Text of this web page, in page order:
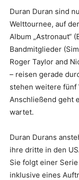
Duran Duran sind
Welttournee, auf
Album „Astronaut“
Bandmitglieder
Roger Taylor and
– reisen gerade
stehen weitere fünf
Anschließend geht
wartet.
Duran Durans
ihre dritte in den
Sie folgt einer
inklusive eines